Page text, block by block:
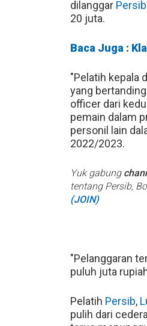
dilanggar Persib
20 juta.
Baca Juga :
"Pelatih kepala
yang
officer dari
pemain dalam
personil lain
2022/2023.
Yuk gabung
tentang Persib,
(JOIN)
"Pelanggaran
puluh juta
Pelatih Persib,
pulih dari